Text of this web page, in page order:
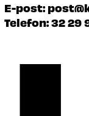
E-post:
Telefon:32 29